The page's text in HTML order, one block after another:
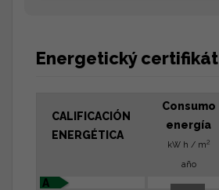
Energetický certifikát
CALIFICACIÓN
ENERGÉTICA
Consumo
energía
kW h / m2
año
A